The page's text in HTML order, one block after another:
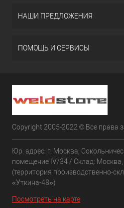
НАШИ ПРЕДЛОЖЕНИЯ
ПОМОЩЬ И СЕРВИСЫ
Copyright 2005-2022 © Все права
Юр. адрес: г. Москва,
помещение IV/34 / Склад: Москва,
(территория производственно-
«Уткина-48»)
Посмотреть на карте